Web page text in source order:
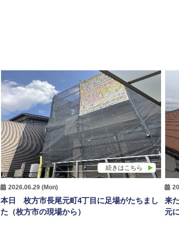
続きはこちら
2026.06.29 (Mon)
本日 枚方市長尾元町4丁目に足場がたちまし
た（枚方市の現場から）
来
元